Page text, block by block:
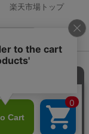
楽天市場トップ